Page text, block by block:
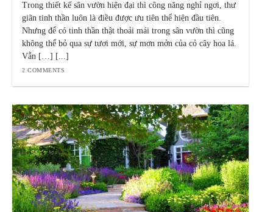
Trong thiết kế sân vườn hiện đại thì công năng nghỉ ngơi, thư
giãn tinh thần luôn là điều được ưu tiên thể hiện đầu tiên.
Nhưng để có tinh thần thật thoải mái trong sân vườn thì cũng
không thể bỏ qua sự tươi mới, sự mơn mởn của cỏ cây hoa lá.
Vẫn […] [...]
2 COMMENTS